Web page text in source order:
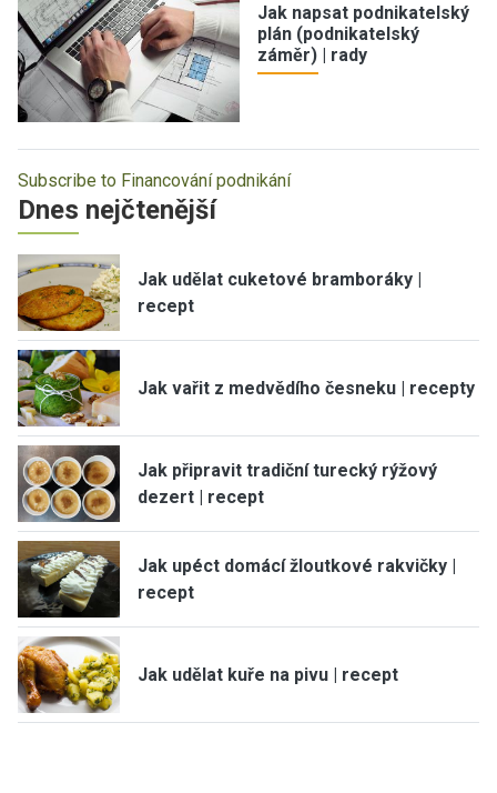
Jak napsat podnikatelský
plán (podnikatelský
záměr) | rady
Subscribe to Financování podnikání
Dnes nejčtenější
Jak udělat cuketové bramboráky |
recept
Jak vařit z medvědího česneku | recepty
Jak připravit tradiční turecký rýžový
dezert | recept
Jak upéct domácí žloutkové rakvičky |
recept
Jak udělat kuře na pivu | recept